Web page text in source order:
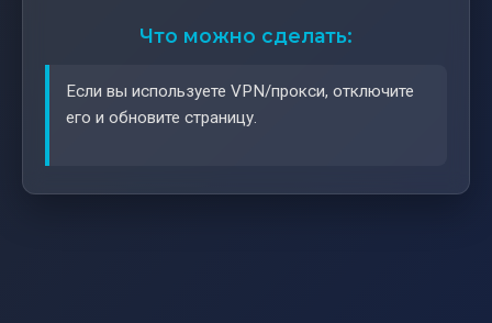
Что можно сделать:
Если вы используете VPN/прокси, отключите
его и обновите страницу.